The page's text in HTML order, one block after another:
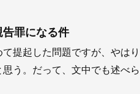
罪になる件
提起した問題ですが、やは
う。だって、文中でも述べ